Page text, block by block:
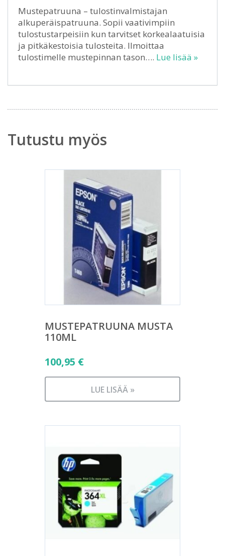
Mustepatruuna – tulostinvalmistajan
alkuperäispatruuna. Sopii vaativimpiin
tulostustarpeisiin kun tarvitset korkealaatuisia
ja pitkäkestoisia tulosteita. Ilmoittaa
tulostimelle mustepinnan tason…. Lue lisää »
Tutustu myös
MUSTEPATRUUNA MUSTA
110ML
100,95 €
LUE LISÄÄ »